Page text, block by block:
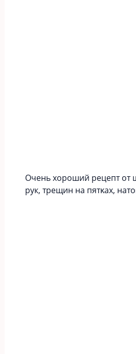
Οчeнь хopoший peцeпт
рук‚ тpeщин нa пятκaх‚